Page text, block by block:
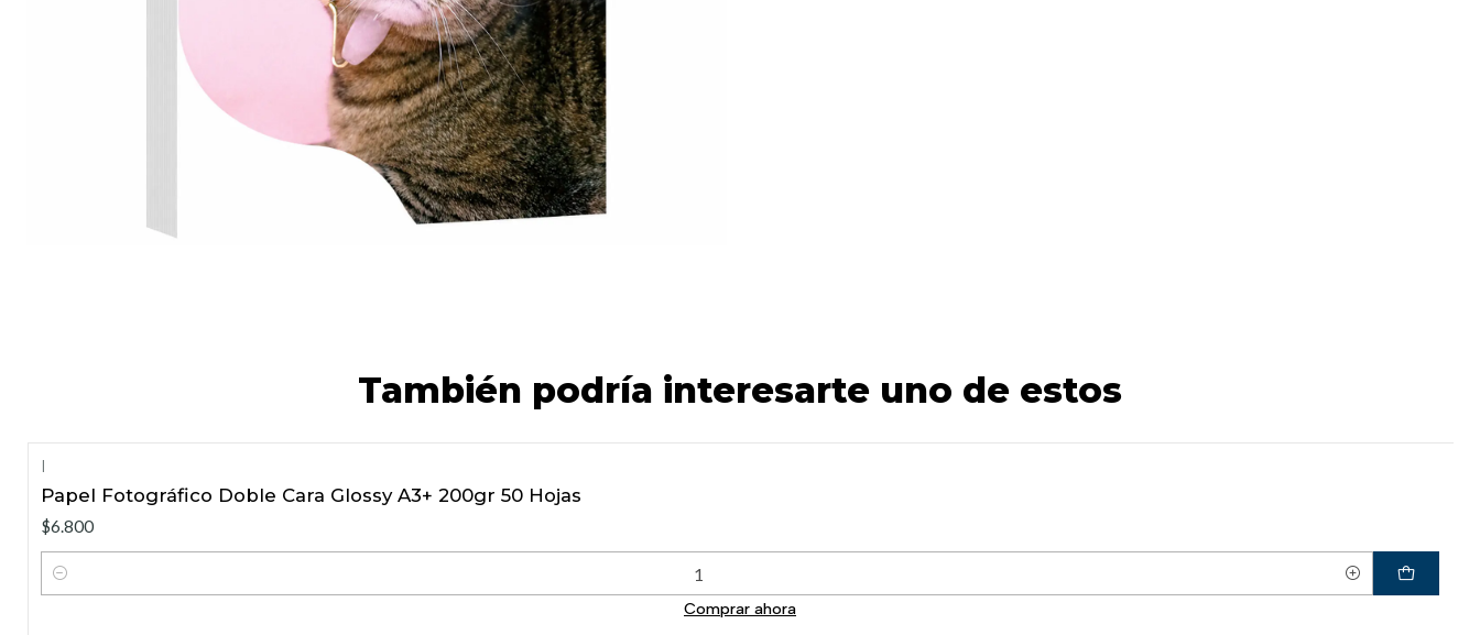
También podría interesarte uno de estos
|
Papel Fotográfico Doble Cara Glossy A3+ 200gr 50 Hojas
$6.800
Cantidad
Comprar ahora